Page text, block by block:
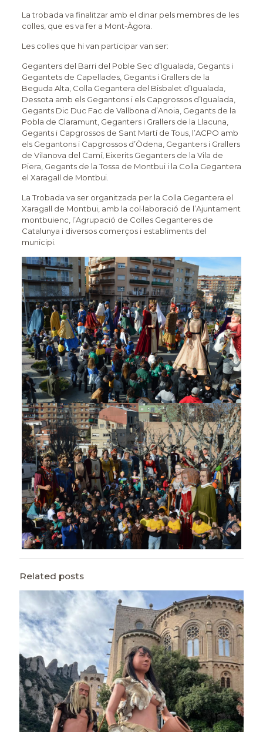
La trobada va finalitzar amb el dinar pels membres de les
colles, que es va fer a Mont-Àgora.
Les colles que hi van participar van ser:
Geganters del Barri del Poble Sec d’Igualada, Gegants i
Gegantets de Capellades, Gegants i Grallers de la
Beguda Alta, Colla Gegantera del Bisbalet d’Igualada,
Dessota amb els Gegantons i els Capgrossos d’Igualada,
Gegants Dic Duc Fac de Vallbona d’Anoia, Gegants de la
Pobla de Claramunt, Geganters i Grallers de la Llacuna,
Gegants i Capgrossos de Sant Martí de Tous, l’ACPO amb
els Gegantons i Capgrossos d’Òdena, Geganters i Grallers
de Vilanova del Camí, Eixerits Geganters de la Vila de
Piera, Gegants de la Tossa de Montbui i la Colla Gegantera
el Xaragall de Montbui.
La Trobada va ser organitzada per la Colla Gegantera el
Xaragall de Montbui, amb la col·laboració de l’Ajuntament
montbuienc, l’Agrupació de Colles Geganteres de
Catalunya i diversos comerços i establiments del
municipi.
Related posts